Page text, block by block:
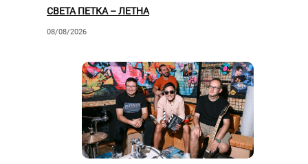
СВЕТА ПЕТКА – ЛЕТНА
08/08/2026